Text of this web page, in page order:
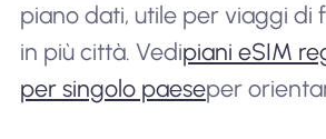
piano dati, utile per viaggi di
in più città. Vedipiani eSIM
per singolo paeseper